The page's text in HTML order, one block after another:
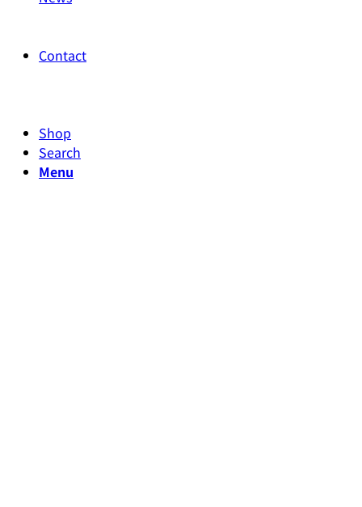
Contact
Shop
Search
Menu